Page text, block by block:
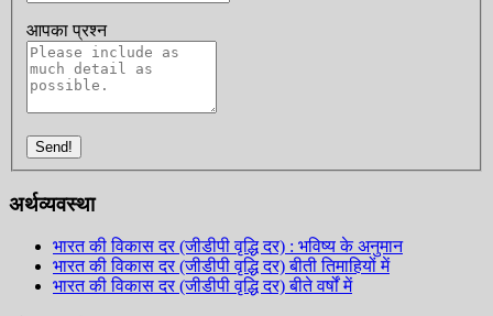
आपका प्रश्न
Send!
अर्थव्यवस्था
भारत की विकास दर (जीडीपी वृद्धि दर) : भविष्य के अनुमान
भारत की विकास दर (जीडीपी वृद्धि दर) बीती तिमाहियों में
भारत की विकास दर (जीडीपी वृद्धि दर) बीते वर्षों में